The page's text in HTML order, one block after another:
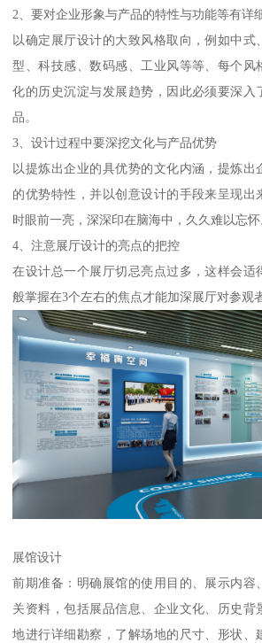
2、要对企业形象与产品的特性与功能等有详
以确定展厅设计的大致风格取向，例如中式
型、科技感、数码感、工业风等等、每个风
化的历史沉淀与发展趋势，因此必须要深入
品。
3、设计过程中要深挖文化与产品优势
以提炼出企业的具优势的文化内涵，提炼出
的优势特性，并以创意设计的手段来呈现出
时眼前一亮，深深印在脑海中，久久难以忘怀
4、注意展厅设计的亮点的把控
在设计总一个展厅切忌亮点过多，这样会适
般掌握在3个左右的焦点才能加深展厅对参观
展馆设计
前期准备：明确展馆的使用目的、展示内容
关资料，包括展品信息、企业文化、历史背
地进行详细勘察，了解场地的尺寸、形状、